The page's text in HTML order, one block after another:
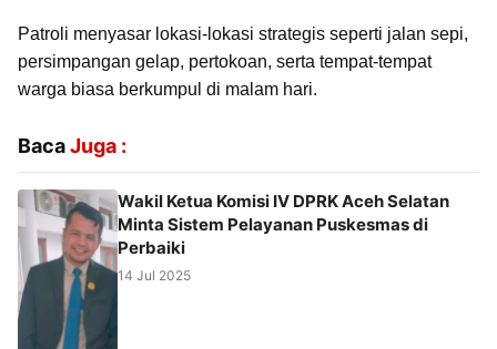
Patroli menyasar lokasi-lokasi strategis seperti jalan sepi,
persimpangan gelap, pertokoan, serta tempat-tempat
warga biasa berkumpul di malam hari.
BacaJuga :
Wakil Ketua Komisi IV DPRK Aceh Selatan
Minta Sistem Pelayanan Puskesmas di
Perbaiki
14 Jul 2025